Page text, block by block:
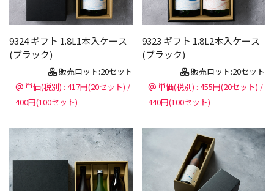
9324 ギフト 1.8L1本入ケース
(ブラック)
販売ロット:20セット
単価(税別) : 417円(20セット) /
400円(100セット)
9323 ギフト 1.8L2本入ケース
(ブラック)
販売ロット:20セット
単価(税別) : 455円(20セット) /
440円(100セット)